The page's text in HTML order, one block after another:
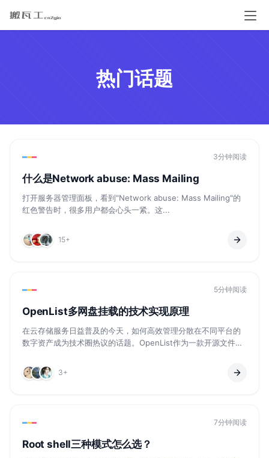
热门话题
3分钟阅读
什么是Network abuse: Mass Mailing
打开服务器管理面板，看到"Network abuse: Mass Mailing"的
红色警告时，很多用户都会心头一紧。这...
15+
5分钟阅读
OpenList多网盘挂载的技术实现原理
在云存储服务日益普及的今天，如何高效管理分散在不同平台的
数字资产成为技术圈热议的话题。OpenList作为一款开源文件
3+
7分钟阅读
Root shell三种模式怎么选？